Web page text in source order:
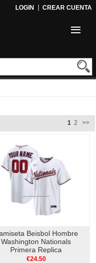
LOGIN CREAR CUENTA
1 2 >>
Beisbol Hombre
Washington Nationals
Primera Replica
Personalizada Blanco1
€24.50